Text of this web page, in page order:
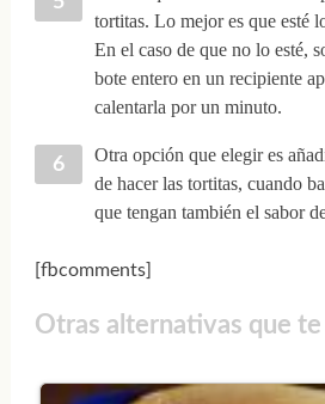
tortitas. Lo mejor es que esté
En el caso de que no lo esté,
bote entero en un recipiente
calentarla por un minuto.
Otra opción que elegir es
de hacer las tortitas, cuando
que tengan también el sabor
[fbcomments]
Otras alternativas que